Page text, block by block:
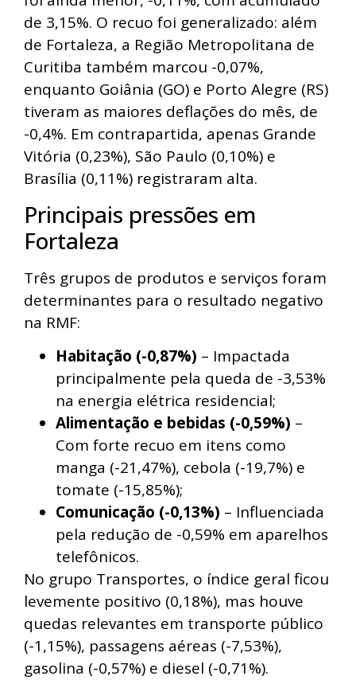
de 3,15%. O recuo foi generalizado: além
de Fortaleza, a Região Metropolitana de
Curitiba também marcou -0,07%,
enquanto Goiânia (GO) e Porto Alegre (RS)
tiveram as maiores deflações do mês, de
-0,4%. Em contrapartida, apenas Grande
Vitória (0,23%), São Paulo (0,10%) e
Brasília (0,11%) registraram alta.
Principais pressões em
Fortaleza
Três grupos de produtos e serviços foram
determinantes para o resultado negativo
na RMF:
Habitação (-0,87%) – Impactada
principalmente pela queda de -3,53%
na energia elétrica residencial;
Alimentação e bebidas (-0,59%) –
Com forte recuo em itens como
manga (-21,47%), cebola (-19,7%) e
tomate (-15,85%);
Comunicação (-0,13%) – Influenciada
pela redução de -0,59% em aparelhos
telefônicos.
No grupo Transportes, o índice geral ficou
levemente positivo (0,18%), mas houve
quedas relevantes em transporte público
(-1,15%), passagens aéreas (-7,53%),
gasolina (-0,57%) e diesel (-0,71%).